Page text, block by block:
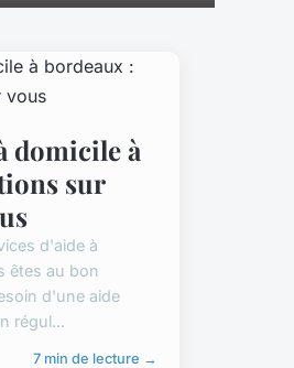
domicile à
sur
d'aide à
êtes au bon
d'une aide
régul...
7 min de lecture →